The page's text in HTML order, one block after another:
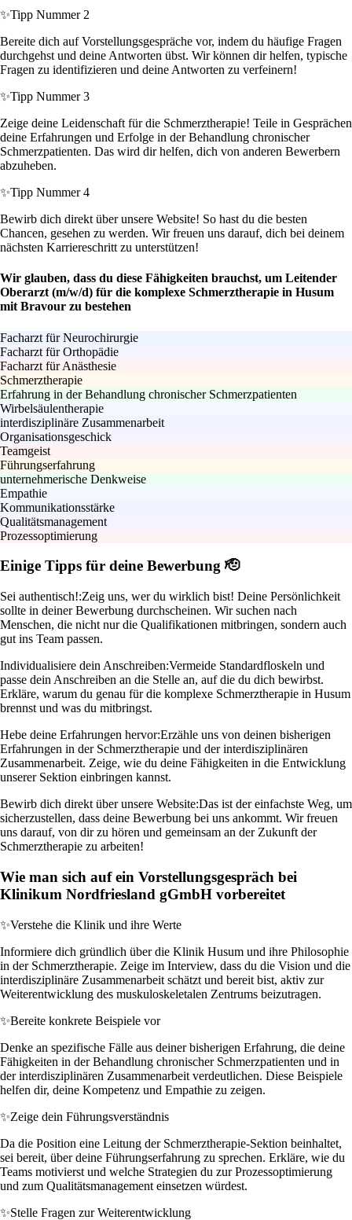
✨Tipp Nummer 2
Bereite dich auf Vorstellungsgespräche vor, indem du häufige Fragen
durchgehst und deine Antworten übst. Wir können dir helfen, typische
Fragen zu identifizieren und deine Antworten zu verfeinern!
✨Tipp Nummer 3
Zeige deine Leidenschaft für die Schmerztherapie! Teile in Gesprächen
deine Erfahrungen und Erfolge in der Behandlung chronischer
Schmerzpatienten. Das wird dir helfen, dich von anderen Bewerbern
abzuheben.
✨Tipp Nummer 4
Bewirb dich direkt über unsere Website! So hast du die besten
Chancen, gesehen zu werden. Wir freuen uns darauf, dich bei deinem
nächsten Karriereschritt zu unterstützen!
Wir glauben, dass du diese Fähigkeiten brauchst, um Leitender
Oberarzt (m/w/d) für die komplexe Schmerztherapie in Husum
mit Bravour zu bestehen
Facharzt für Neurochirurgie
Facharzt für Orthopädie
Facharzt für Anästhesie
Schmerztherapie
Erfahrung in der Behandlung chronischer Schmerzpatienten
Wirbelsäulentherapie
interdisziplinäre Zusammenarbeit
Organisationsgeschick
Teamgeist
Führungserfahrung
unternehmerische Denkweise
Empathie
Kommunikationsstärke
Qualitätsmanagement
Prozessoptimierung
Einige Tipps für deine Bewerbung 🫡
Sei authentisch!:Zeig uns, wer du wirklich bist! Deine Persönlichkeit
sollte in deiner Bewerbung durchscheinen. Wir suchen nach
Menschen, die nicht nur die Qualifikationen mitbringen, sondern auch
gut ins Team passen.
Individualisiere dein Anschreiben:Vermeide Standardfloskeln und
passe dein Anschreiben an die Stelle an, auf die du dich bewirbst.
Erkläre, warum du genau für die komplexe Schmerztherapie in Husum
brennst und was du mitbringst.
Hebe deine Erfahrungen hervor:Erzähle uns von deinen bisherigen
Erfahrungen in der Schmerztherapie und der interdisziplinären
Zusammenarbeit. Zeige, wie du deine Fähigkeiten in die Entwicklung
unserer Sektion einbringen kannst.
Bewirb dich direkt über unsere Website:Das ist der einfachste Weg, um
sicherzustellen, dass deine Bewerbung bei uns ankommt. Wir freuen
uns darauf, von dir zu hören und gemeinsam an der Zukunft der
Schmerztherapie zu arbeiten!
Wie man sich auf ein Vorstellungsgespräch bei
Klinikum Nordfriesland gGmbH vorbereitet
✨Verstehe die Klinik und ihre Werte
Informiere dich gründlich über die Klinik Husum und ihre Philosophie
in der Schmerztherapie. Zeige im Interview, dass du die Vision und die
interdisziplinäre Zusammenarbeit schätzt und bereit bist, aktiv zur
Weiterentwicklung des muskuloskeletalen Zentrums beizutragen.
✨Bereite konkrete Beispiele vor
Denke an spezifische Fälle aus deiner bisherigen Erfahrung, die deine
Fähigkeiten in der Behandlung chronischer Schmerzpatienten und in
der interdisziplinären Zusammenarbeit verdeutlichen. Diese Beispiele
helfen dir, deine Kompetenz und Empathie zu zeigen.
✨Zeige dein Führungsverständnis
Da die Position eine Leitung der Schmerztherapie-Sektion beinhaltet,
sei bereit, über deine Führungserfahrung zu sprechen. Erkläre, wie du
Teams motivierst und welche Strategien du zur Prozessoptimierung
und zum Qualitätsmanagement einsetzen würdest.
✨Stelle Fragen zur Weiterentwicklung